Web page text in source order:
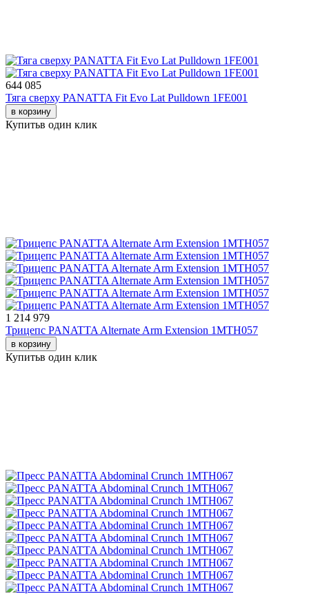
644 085
Тяга сверху PANATTA Fit Evo Lat Pulldown 1FE001
в корзину
Купитьв один клик
1 214 979
Трицепс PANATTA Alternate Arm Extension 1MTH057
в корзину
Купитьв один клик